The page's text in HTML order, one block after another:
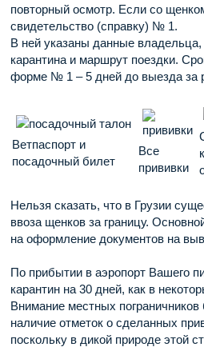
повторный осмотр. Если со
свидетельство (справку) № 1.
В ней указаны данные
карантина и маршрут поездки.
форме № 1 – 5 дней до выезда за
Ветпаспорт и
посадочный билет
Все
прививки
Нельзя сказать, что в Грузии
ввоза щенков за границу.
на оформление документов на
По прибытии в аэропорт Вашего
карантин на 30 дней, как в
Внимание местных
наличие отметок о сделанных
поскольку в дикой природе этой